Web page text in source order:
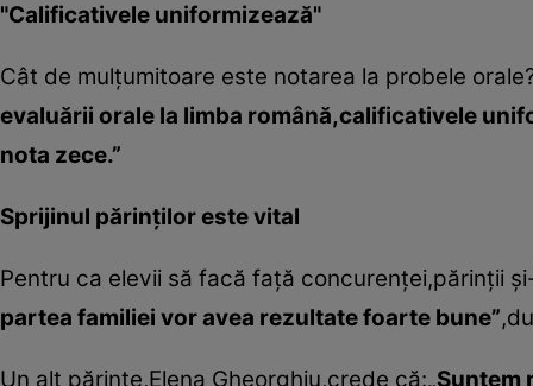
"Calificativele uniformizează"
Cât de mulţumitoare este notarea la probele
evaluării orale la limba română,calificativele
nota zece.”
Sprijinul părinţilor este vital
Pentru ca elevii să facă faţă concurenţei,părinţii
partea familiei vor avea rezultate foarte bune”
Un alt părinte,Elena Gheorghiu,crede că:„Suntem